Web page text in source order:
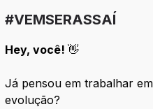
#VEMSERASSAÍ
Hey, você!👋
Já pensou em trabalhar
evolução?